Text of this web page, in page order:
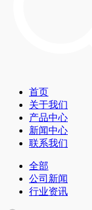
首页
关于我们
产品中心
新闻中心
联系我们
全部
公司新闻
行业资讯